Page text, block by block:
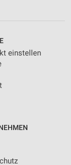
einstellen